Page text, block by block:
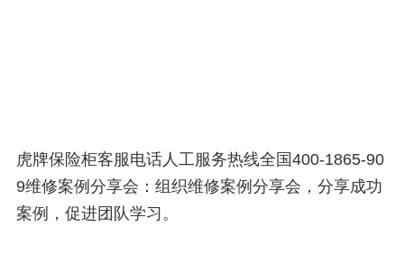
虎牌保险柜客服电话人工服务热线全国400-1865-90
9维修案例分享会：组织维修案例分享会，分享成功
案例，促进团队学习。